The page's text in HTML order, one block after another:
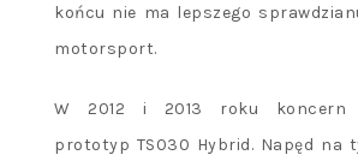
końcu nie ma lepszego
motorsport.
W 2012 i 2013 roku koncern
prototyp TS030 Hybrid. Napęd na